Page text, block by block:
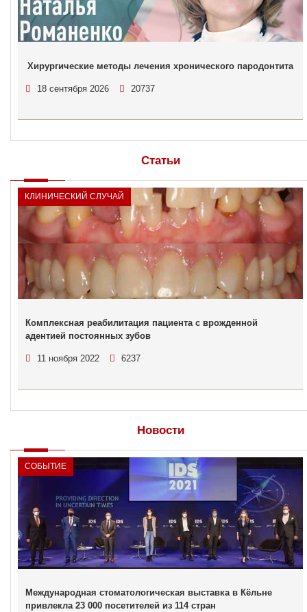
Хирургические методы лечения хронического пародонтита
18 сентября 2026 20737
Статьи
КЛИНИЧЕСКИЙ СЛУЧАЙ
Комплексная реабилитация пациента с врожденной
адентией постоянных зубов
11 ноября 2022 6237
Новости
СОБЫТИЕ
Международная стоматологическая выставка в Кёльне
привлекла 23 000 посетителей из 114 стран